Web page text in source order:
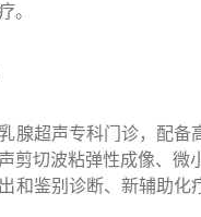
。
腺超声专科门诊，配
剪切波粘弹性成像、微
和鉴别诊断、新辅助